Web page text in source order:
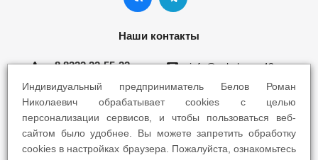
Наши контакты
8 8332 22-55-22 info@yokohama43.ru
Киров, ул. Ломоносова 5Б
Киров, ул. Профсоюзная 7А
Индивидуальный предприниматель Белов Роман
Николаевич обрабатывает cookies с целью
персонализации сервисов, и чтобы пользоваться веб-
сайтом было удобнее. Вы можете запретить обработку
cookies в настройках браузера. Пожалуйста, ознакомьтесь